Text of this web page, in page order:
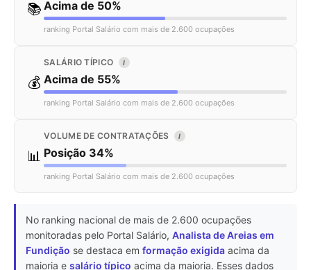
📚 Acima de 50%
ranking Portal Salário com mais de 2.600 ocupações
💰
SALÁRIO TÍPICO I
Acima de 55%
ranking Portal Salário com mais de 2.600 ocupações
📊
VOLUME DE CONTRATAÇÕES I
Posição 34%
ranking Portal Salário com mais de 2.600 ocupações
No ranking nacional de mais de 2.600 ocupações
monitoradas pelo Portal Salário, Analista de Areias em
Fundição se destaca em formação exigida acima da
maioria e salário típico acima da maioria. Esses dados